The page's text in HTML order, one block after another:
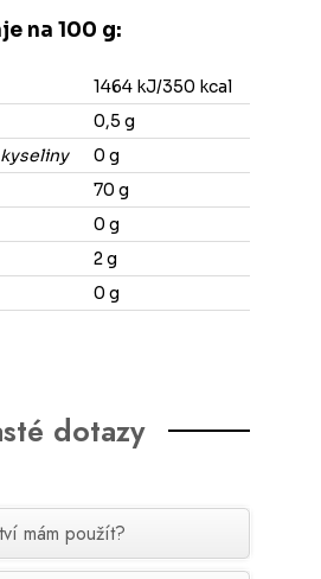
na 100 g:
1464 kJ/350 kcal
0,5 g
0 g
70 g
0 g
2 g
0 g
dotazy
mám použít?